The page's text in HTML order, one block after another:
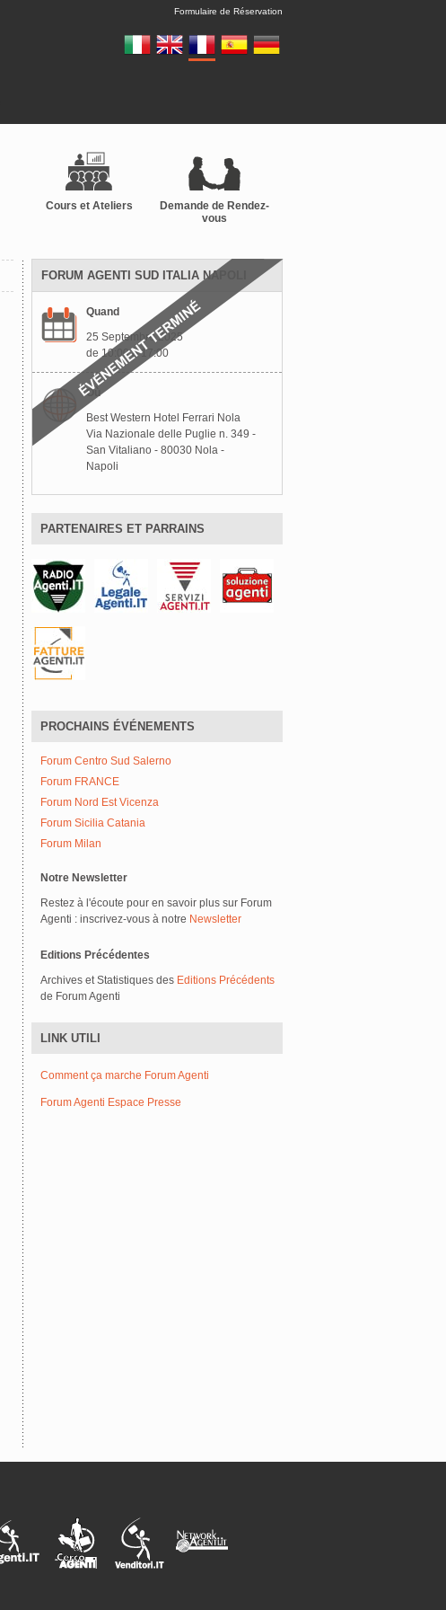
Formulaire de Réservation
Cours et Ateliers
Demande de Rendez-
vous
FORUM AGENTI SUD ITALIA NAPOLI
Quand
25 Septembre 2025
de 10:00 à 17:00
Où
Best Western Hotel Ferrari Nola
Via Nazionale delle Puglie n. 349 -
San Vitaliano - 80030 Nola -
Napoli
PARTENAIRES ET PARRAINS
PROCHAINS ÉVÉNEMENTS
Forum Centro Sud Salerno
Forum FRANCE
Forum Nord Est Vicenza
Forum Sicilia Catania
Forum Milan
Notre Newsletter
Restez à l'écoute pour en savoir plus sur Forum
Agenti : inscrivez-vous à notre Newsletter
Editions Précédentes
Archives et Statistiques des Editions Précédents
de Forum Agenti
LINK UTILI
Comment ça marche Forum Agenti
Forum Agenti Espace Presse